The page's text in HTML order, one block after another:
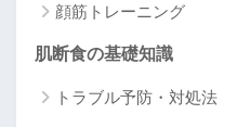
顔筋トレーニング
肌断食の基礎知識
トラブル予防・対処法